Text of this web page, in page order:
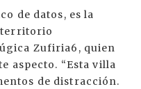
de datos, es la
territorio
Zufiria6, quien
aspecto. “Esta villa
de distracción.